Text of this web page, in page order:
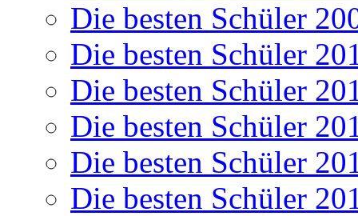
Die besten Schüler
Die besten Schüler
Die besten Schüler
Die besten Schüler
Die besten Schüler
Die besten Schüler